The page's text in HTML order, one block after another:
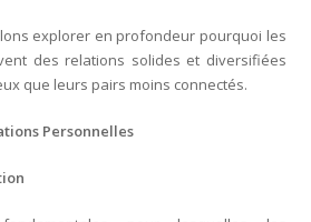
explorer en profondeur pourquoi les
des relations solides et diversifiées
que leurs pairs moins connectés.
Personnelles